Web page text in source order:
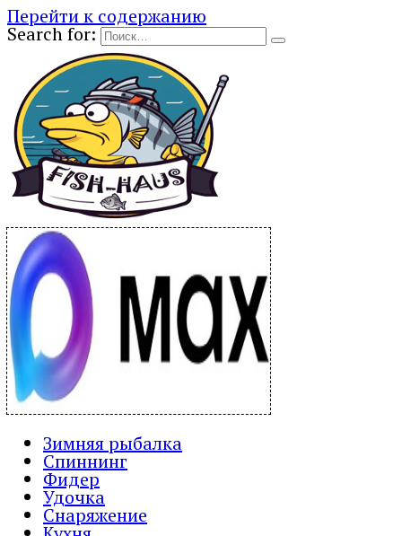
Перейти к содержанию
Search for:
Зимняя рыбалка
Спиннинг
Фидер
Удочка
Снаряжение